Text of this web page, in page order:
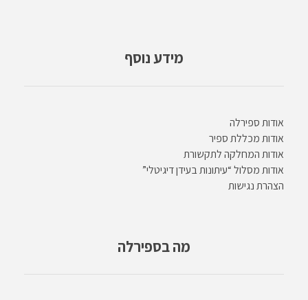
מידע נוסף
אודות ספירלה
אודות מכללת ספיר
אודות המחלקה לתקשורת
אודות מסלול “עיתונות בעידן דיגיטלי”
הצהרת נגישות
מה בספירלה